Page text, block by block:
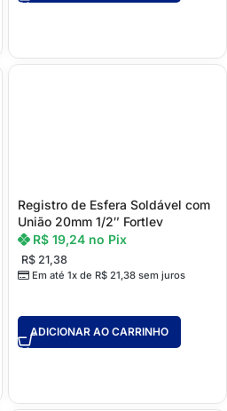
com
Registro de Esfera Soldável com
União 20mm 1/2″ Fortlev
R$21,38
Em até 1x de R$ 21,38 sem juros
R$ 19,24 no Pix
ADICIONAR AO CARRINHO